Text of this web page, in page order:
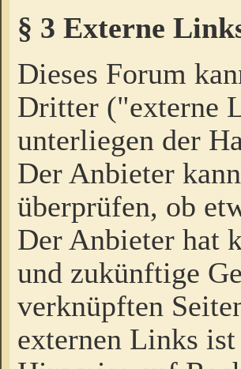
§ 3 Externe
Dieses Forum
Dritter ("externe
unterliegen der
Der Anbieter
überprüfen, ob
Der Anbieter hat
und zukünftige
verknüpften
externen Links